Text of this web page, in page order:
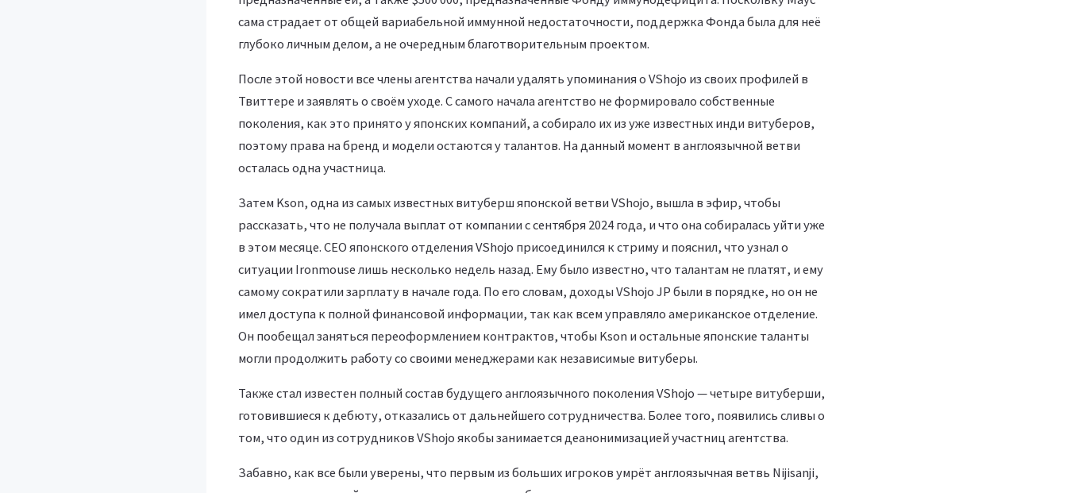
сама страдает от общей вариабельной иммунной недостаточности, поддержка Фонда была для неё
глубоко личным делом, а не очередным благотворительным проектом.
После этой новости все члены агентства начали удалять упоминания о VShojo из своих профилей в
Твиттере и заявлять о своём уходе. С самого начала агентство не формировало собственные
поколения, как это принято у японских компаний, а собирало их из уже известных инди витуберов,
поэтому права на бренд и модели остаются у талантов. На данный момент в англоязычной ветви
осталась одна участница.
Затем Kson, одна из самых известных витуберш японской ветви VShojo, вышла в эфир, чтобы
рассказать, что не получала выплат от компании с сентября 2024 года, и что она собиралась уйти уже
в этом месяце. CEO японского отделения VShojo присоединился к стриму и пояснил, что узнал о
ситуации Ironmouse лишь несколько недель назад. Ему было известно, что талантам не платят, и ему
самому сократили зарплату в начале года. По его словам, доходы VShojo JP были в порядке, но он не
имел доступа к полной финансовой информации, так как всем управляло американское отделение.
Он пообещал заняться переоформлением контрактов, чтобы Kson и остальные японские таланты
могли продолжить работу со своими менеджерами как независимые витуберы.
Также стал известен полный состав будущего англоязычного поколения VShojo — четыре витуберши,
готовившиеся к дебюту, отказались от дальнейшего сотрудничества. Более того, появились сливы о
том, что один из сотрудников VShojo якобы занимается деанонимизацией участниц агентства.
Забавно, как все были уверены, что первым из больших игроков умрёт англоязычная ветвь Nijisanji,